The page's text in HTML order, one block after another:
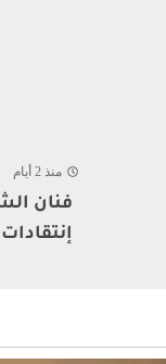
منذ 2 أيام
فنان